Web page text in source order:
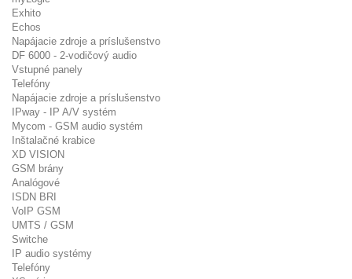
Exhito
Echos
Napájacie zdroje a príslušenstvo
DF 6000 - 2-vodičový audio
Vstupné panely
Telefóny
Napájacie zdroje a príslušenstvo
IPway - IP A/V systém
Mycom - GSM audio systém
Inštalačné krabice
XD VISION
GSM brány
Analógové
ISDN BRI
VoIP GSM
UMTS / GSM
Switche
IP audio systémy
Telefóny